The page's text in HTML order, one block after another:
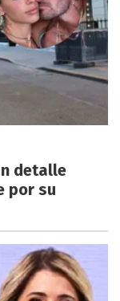
detalle
por su